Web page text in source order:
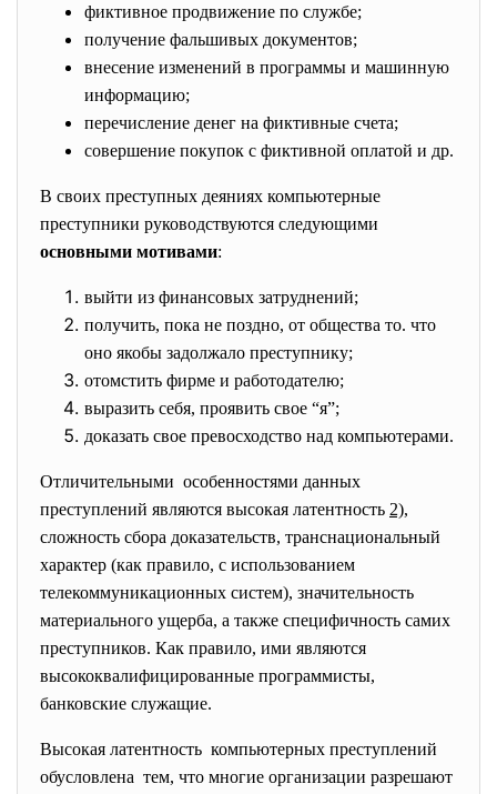
фиктивное продвижение по службе;
получение фальшивых документов;
внесение изменений в программы и машинную
информацию;
перечисление денег на фиктивные счета;
совершение покупок с фиктивной оплатой и др.
В своих преступных деяниях компьютерные
преступники руководствуются следующими
основными мотивами:
выйти из финансовых затруднений;
получить, пока не поздно, от общества то. что
оно якобы задолжало преступнику;
отомстить фирме и работодателю;
выразить себя, проявить свое “я”;
доказать свое превосходство над компьютерами.
Отличительными особенностями данных
преступлений являются высокая латентность 2),
сложность сбора доказательств, транснациональный
характер (как правило, с использованием
телекоммуникационных систем), значительность
материального ущерба, а также специфичность самих
преступников. Как правило, ими являются
высококвалифицированные программисты,
банковские служащие.
Высокая латентность компьютерных преступлений
обусловлена тем, что многие организации разрешают